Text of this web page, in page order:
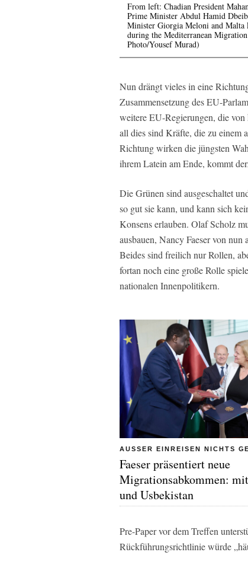
From left: Chadian President
Prime Minister Abdul Hamid
Minister Giorgia Meloni and
during the Mediterranean
Photo/Yousef Murad)
Nun drängt vieles in eine
Zusammensetzung des EU-
weitere EU-Regierungen, die
all dies sind Kräfte, die zu einem
Richtung wirken die jüngsten
ihrem Latein am Ende, kommt
Die Grünen sind ausgeschaltet
so gut sie kann, und kann sich
Konsens erlauben. Olaf Scholz
ausbauen, Nancy Faeser von
Beides sind freilich nur Rollen,
fortan noch eine große Rolle
nationalen Innenpolitikern.
AUSSER EINREISEN NICHTS
Faeser präsentiert neue
Migrationsabkommen:
und Usbekistan
Pre-Paper vor dem Treffen
Rückführungsrichtlinie würde